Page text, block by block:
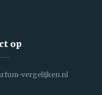
op
vergelijken.nl